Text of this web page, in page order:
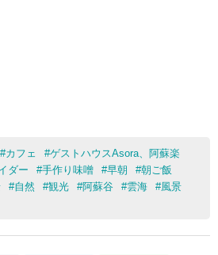
#カフェ #ゲストハウスAsora、阿蘇楽
ダー #手作り味噌 #早朝 #朝ご飯
#自然 #観光 #阿蘇谷 #雲海 #風景